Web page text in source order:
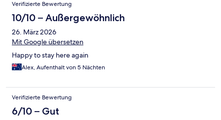
Verifizierte Bewertung
10/10 – Außergewöhnlich
26. März 2026
Mit Google übersetzen
Happy to stay here again
Alex, Aufenthalt von 5 Nächten
Verifizierte Bewertung
6/10 – Gut